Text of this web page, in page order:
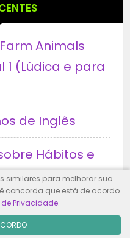
Animals
(Lúdica e para
de Inglês
Hábitos e
a Volta às
e divertidas
similares para melhorar sua
concorda que está de acordo
Privacidade.